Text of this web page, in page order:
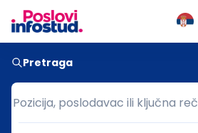
Pretraga
Pozicija, poslodavac ili ključna reč
Pozicija, poslodavac ili ključna reč